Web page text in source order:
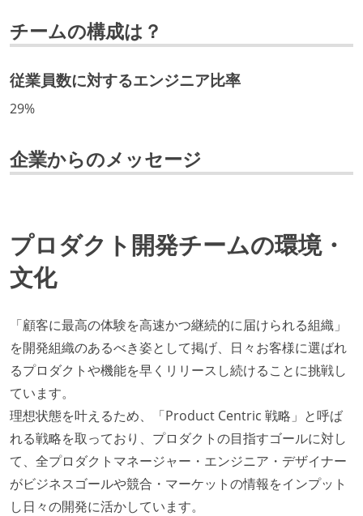
技術カルチャー
CTO またはそれに準じる、技術やワークフローの標準
化を行う役割の人・部門が存在する
最新技術を追いかけるための社内勉強会が定期開催さ
している
開発メンバーの裁量
任で好きなものを使うことができる
企画を決定する場に、実装を担当する開発メンバーが
参加している
タスクの見積もりは、実装を担当するメンバーが中心
となって行う
全体のスケジュール管理は、途中の成果を随時確認し
ながら、納期または盛り込む機能を柔軟に調整する形
で行う
プロダクトの開発言語やフレームワークなど主要な構
チームの構成は？
従業員数に対するエンジニア比率
29%
企業からのメッセージ
プロダクト開発チームの環境・
文化
「顧客に最高の体験を高速かつ継続的に届けられる組織」
を開発組織のあるべき姿として掲げ、日々お客様に選ばれ
るプロダクトや機能を早くリリースし続けることに挑戦し
ています。
理想状態を叶えるため、「Product Centric 戦略」と呼ば
れる戦略を取っており、プロダクトの目指すゴールに対し
て、全プロダクトマネージャー・エンジニア・デザイナー
がビジネスゴールや競合・マーケットの情報をインプット
し日々の開発に活かしています。